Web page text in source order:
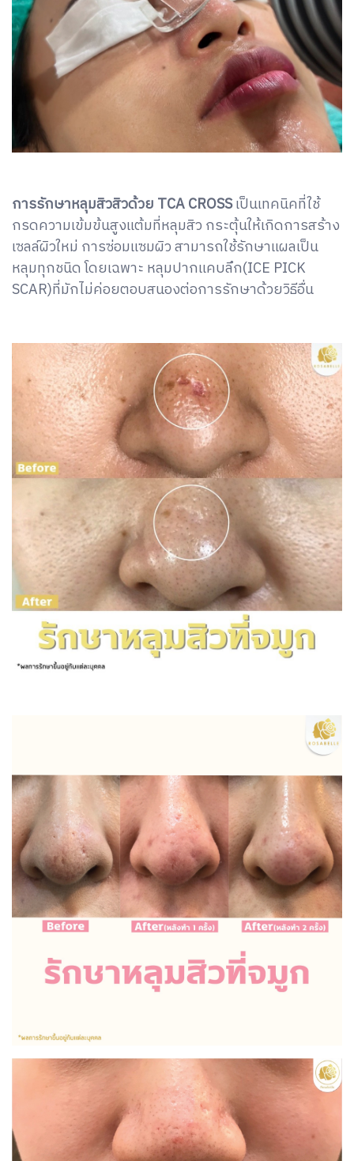
การรักษาหลุมสิวสิวด้วย TCA CROSSเป็นเทคนิคที่ใช้
กรดความเข้มข้นสูงแต้มที่หลุมสิว กระตุ้นให้เกิดการสร้าง
เซลล์ผิวใหม่ การซ่อมแซมผิว สามารถใช้รักษาแผลเป็น
หลุมทุกชนิด โดยเฉพาะ หลุมปากแคบลึก(ICE PICK
SCAR)ที่มักไม่ค่อยตอบสนองต่อการรักษาด้วยวิธีอื่น